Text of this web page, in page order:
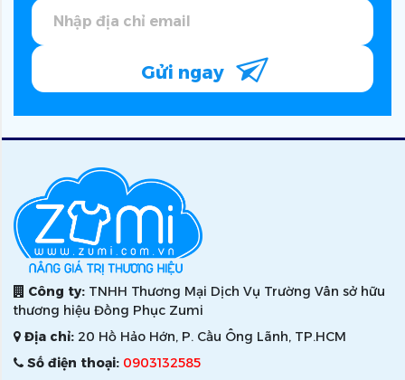
Gửi ngay
Công ty: TNHH Thương Mại Dịch Vụ Trường Vân sở hữu
thương hiệu Đồng Phục Zumi
Địa chỉ: 20 Hồ Hảo Hớn, P. Cầu Ông Lãnh, TP.HCM
Số điện thoại: 0903132585